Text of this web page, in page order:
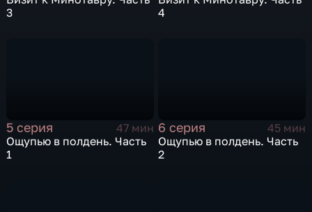
3
4
5 серия
47 мин
Ощупью в полдень. Часть
1
6 серия
45 мин
Ощупью в полдень. Часть
2